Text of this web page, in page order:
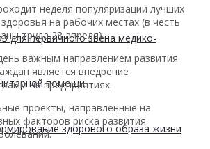
для первичного звена медико-
помощи
здорового образа жизни
неделя популяризации лучших
на рабочих местах (в честь
труда 28 апреля).
важным направлением развития
является внедрение
на предприятиях.
проекты, направленные на
факторов риска развития